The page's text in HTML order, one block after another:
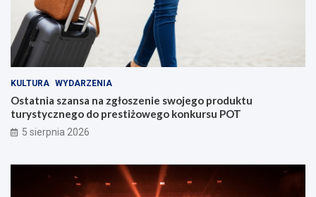
KULTURA WYDARZENIA
Ostatnia szansa na zgłoszenie swojego produktu
turystycznego do prestiżowego konkursu POT
5 sierpnia 2026